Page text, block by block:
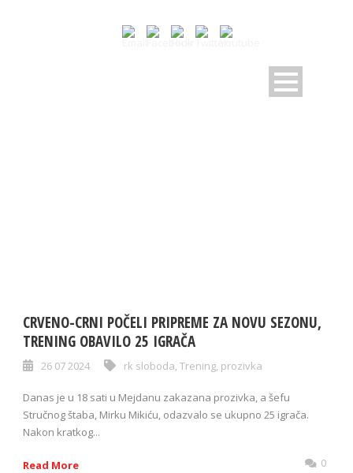
CRVENO-CRNI POČELI PRIPREME ZA NOVU SEZONU,
TRENING OBAVILO 25 IGRAČA
26 07 2024 rk sloboda, Trening, prozivka
Danas je u 18 sati u Mejdanu zakazana prozivka, a šefu
Stručnog štaba, Mirku Mikiću, odazvalo se ukupno 25 igrača.
Nakon kratkog...
Read More 0